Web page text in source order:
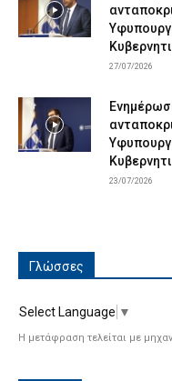
27/07/2026
23/07/2026
Γλώσσες
Select Language ▼
Η μετάφραση τελείται με